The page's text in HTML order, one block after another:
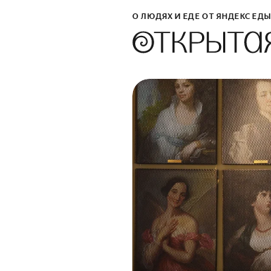
О ЛЮДЯХ И ЕДЕ ОТ ЯНДЕКС ЕДЫ